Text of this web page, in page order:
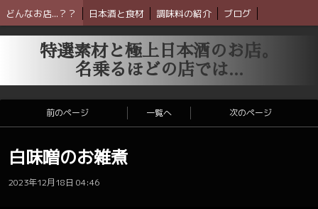
どんなお店...？？ 日本酒と食材 調味料の紹介 ブログ
特選素材と極上日本酒のお店。
名乗るほどの店では...
前のページ 一覧へ 次のページ
白味噌のお雑煮
2023年12月18日 04:46